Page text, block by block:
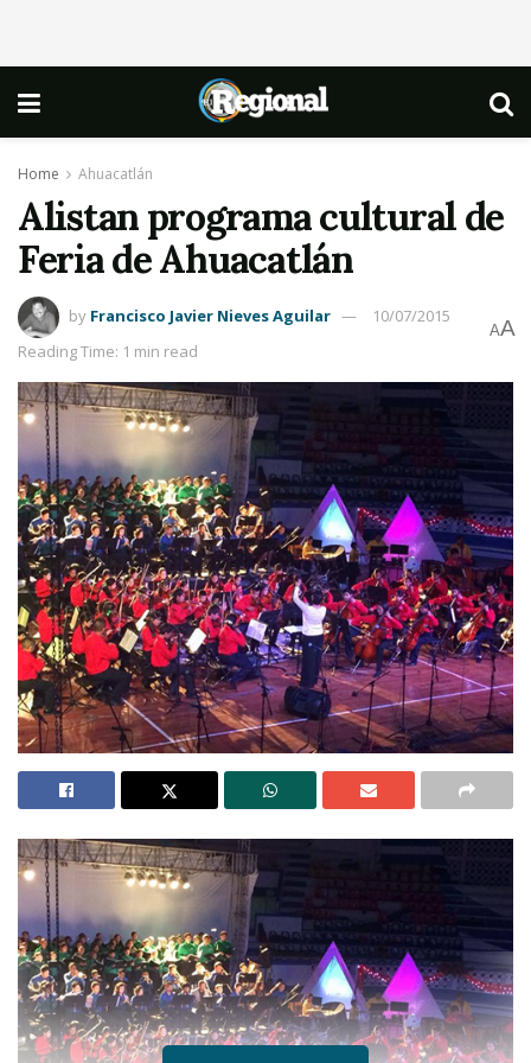
Home Ahuacatlán
Alistan programa cultural de
Feria de Ahuacatlán
by Francisco Javier Nieves Aguilar
10/07/2015
Reading Time: 1 min read
AA